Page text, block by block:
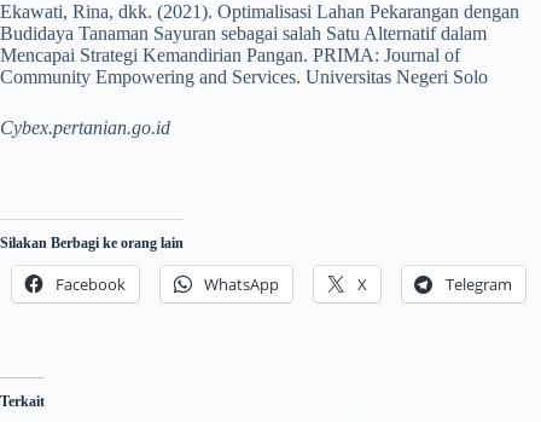
Ekawati, Rina, dkk. (2021). Optimalisasi Lahan Pekarangan dengan
Budidaya Tanaman Sayuran sebagai salah Satu Alternatif dalam
Mencapai Strategi Kemandirian Pangan. PRIMA: Journal of
Community Empowering and Services. Universitas Negeri Solo
Cybex.pertanian.go.id
Silakan Berbagi ke orang lain
Facebook WhatsApp X Telegram
Terkait